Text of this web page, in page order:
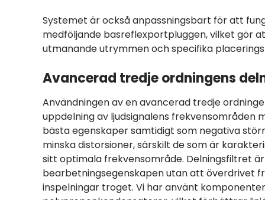
Systemet är också anpassningsbart för att
medföljande basreflexportpluggen, vilket gör
utmanande utrymmen och specifika
Avancerad tredje ordningens
Användningen av en avancerad tredje
uppdelning av ljudsignalens
bästa egenskaper samtidigt som negativa
minska distorsioner, särskilt de som är
sitt optimala frekvensområde. Delningsfiltret
bearbetningsegenskapen utan att överdrivet
inspelningar troget. Vi har använt